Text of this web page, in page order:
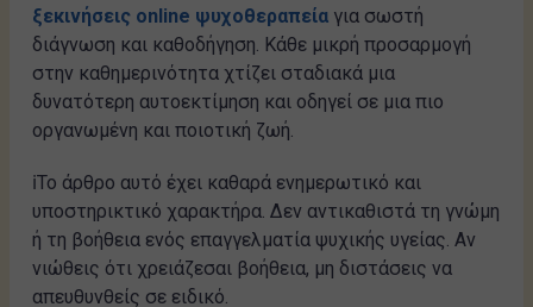
ξεκινήσεις online ψυχοθεραπεία για σωστή
διάγνωση και καθοδήγηση. Κάθε μικρή προσαρμογή
στην καθημερινότητα χτίζει σταδιακά μια
δυνατότερη αυτοεκτίμηση και οδηγεί σε μια πιο
οργανωμένη και ποιοτική ζωή.
ℹ️Το άρθρο αυτό έχει καθαρά ενημερωτικό και
υποστηρικτικό χαρακτήρα. Δεν αντικαθιστά τη γνώμη
ή τη βοήθεια ενός επαγγελματία ψυχικής υγείας. Αν
νιώθεις ότι χρειάζεσαι βοήθεια, μη διστάσεις να
απευθυνθείς σε ειδικό.